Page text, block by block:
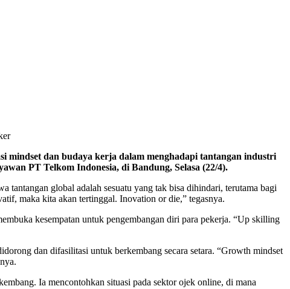
dan budaya kerja dalam menghadapi tantangan industri
PT Telkom Indonesia, di Bandung, Selasa (22/4).
global adalah sesuatu yang tak bisa dihindari, terutama bagi
maka kita akan tertinggal. Inovation or die,” tegasnya.
kesempatan untuk pengembangan diri para pekerja. “Up skilling
dan difasilitasi untuk berkembang secara setara. “Growth mindset
Ia mencontohkan situasi pada sektor ojek online, di mana